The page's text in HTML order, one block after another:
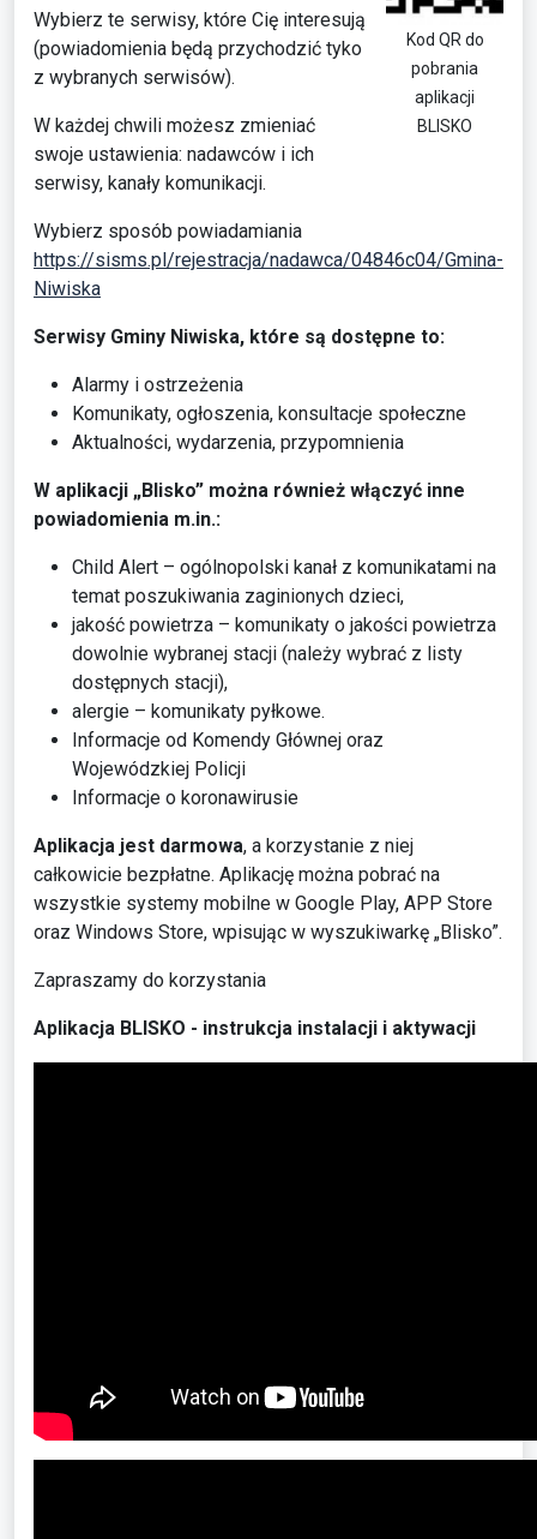
Kod QR do
pobrania
aplikacji
BLISKO
Wybierz te serwisy, które Cię interesują
(powiadomienia będą przychodzić tyko
z wybranych serwisów).
W każdej chwili możesz zmieniać
swoje ustawienia: nadawców i ich
serwisy, kanały komunikacji.
Wybierz sposób powiadamiania
https://sisms.pl/rejestracja/nadawca/04846c04/Gmina-
Niwiska
Serwisy Gminy Niwiska, które są dostępne to:
Alarmy i ostrzeżenia
Komunikaty, ogłoszenia, konsultacje społeczne
Aktualności, wydarzenia, przypomnienia
W aplikacji „Blisko” można również włączyć inne
powiadomienia m.in.:
Child Alert – ogólnopolski kanał z komunikatami na
temat poszukiwania zaginionych dzieci,
jakość powietrza – komunikaty o jakości powietrza
dowolnie wybranej stacji (należy wybrać z listy
dostępnych stacji),
alergie – komunikaty pyłkowe.
Informacje od Komendy Głównej oraz
Wojewódzkiej Policji
Informacje o koronawirusie
Aplikacja jest darmowa, a korzystanie z niej
całkowicie bezpłatne. Aplikację można pobrać na
wszystkie systemy mobilne w Google Play, APP Store
oraz Windows Store, wpisując w wyszukiwarkę „Blisko”.
Zapraszamy do korzystania
Aplikacja BLISKO - instrukcja instalacji i aktywacji